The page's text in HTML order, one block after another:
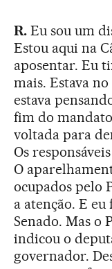
R.Eu sou um
Estou aqui na
aposentar. Eu
mais. Estava
estava
fim do
voltada para
Os
O
ocupados pelo
a atenção. E eu
Senado. Mas o
indicou o
governador.